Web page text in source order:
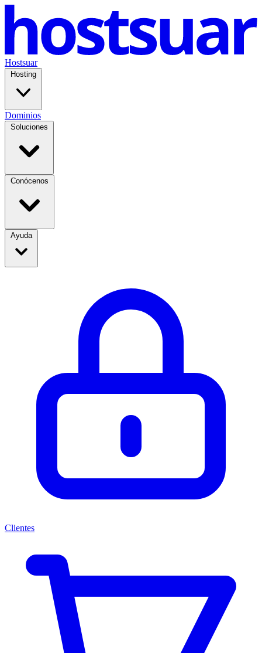
Hostsuar
Hosting
Dominios
Soluciones
Conócenos
Ayuda
Clientes